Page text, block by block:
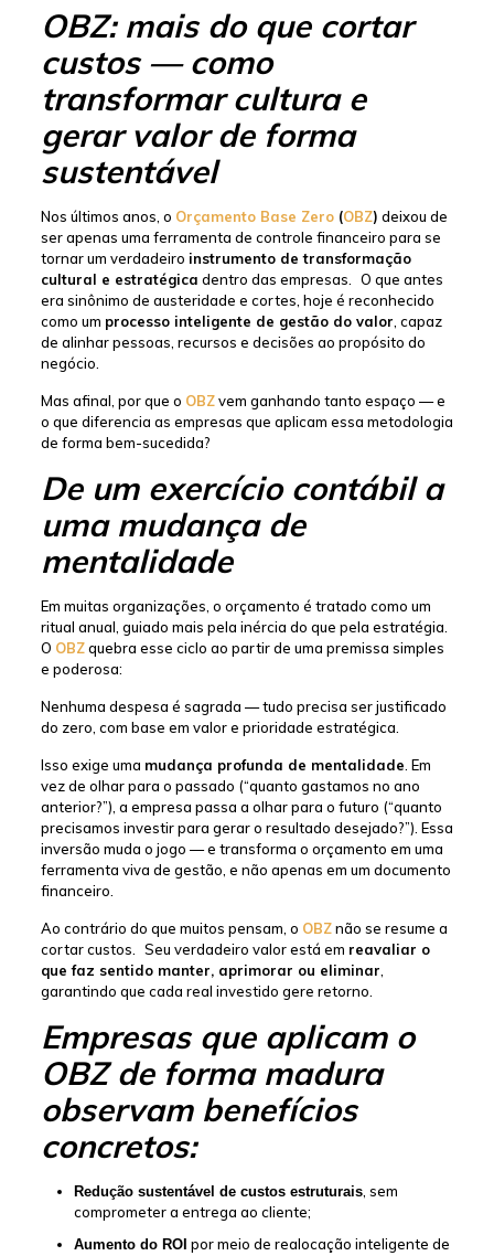
OBZ: mais do que cortar
custos — como
transformar cultura e
gerar valor de forma
sustentável
Nos últimos anos, o Orçamento Base Zero(OBZ) deixou de
ser apenas uma ferramenta de controle financeiro para se
tornar um verdadeiro instrumento de transformação
cultural e estratégica dentro das empresas.
O que antes
era sinônimo de austeridade e cortes, hoje é reconhecido
como um processo inteligente de gestão do valor , capaz
de alinhar pessoas, recursos e decisões ao propósito do
negócio.
Mas afinal, por que o OBZvem ganhando tanto espaço — e
o que diferencia as empresas que aplicam essa metodologia
de forma bem-sucedida?
De um exercício contábil a
uma mudança de
mentalidade
Em muitas organizações, o orçamento é tratado como um
ritual anual, guiado mais pela inércia do que pela estratégia.
O OBZquebra esse ciclo ao partir de uma premissa simples
e poderosa:
Nenhuma despesa é sagrada — tudo precisa ser justificado
do zero, com base em valor e prioridade estratégica.
Isso exige uma mudança profunda de mentalidade . Em
vez de olhar para o passado (“quanto gastamos no ano
anterior?”), a empresa passa a olhar para o futuro (“quanto
precisamos investir para gerar o resultado desejado?”). Essa
inversão muda o jogo — e transforma o orçamento em uma
ferramenta viva de gestão, e não apenas em um documento
financeiro.
Ao contrário do que muitos pensam, o OBZnão se resume a
cortar custos.
Seu verdadeiro valor está em reavaliar o
que faz sentido manter, aprimorar ou eliminar
garantindo que cada real investido gere retorno.
Empresas que aplicam o
OBZ de forma madura
observam benefícios
concretos:
Redução sustentável de custos estruturais, sem
comprometer a entrega ao cliente;
Aumento do ROI por meio de realocação inteligente de